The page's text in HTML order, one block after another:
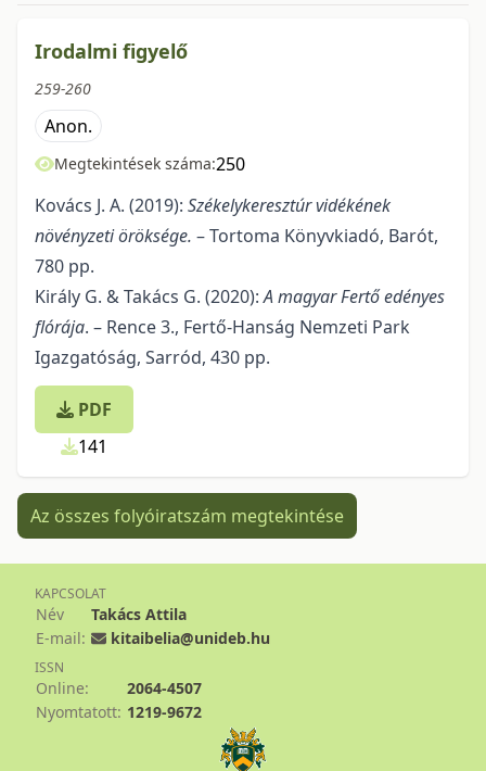
Irodalmi figyelő
259-260
Anon.
Megtekintések száma:250
Kovács J. A. (2019): Székelykeresztúr vidékének
növényzeti öröksége. – Tortoma Könyvkiadó, Barót,
780 pp.
Király G. & Takács G. (2020):A magyar Fertő edényes
flórája. – Rence 3., Fertő-Hanság Nemzeti Park
Igazgatóság, Sarród, 430 pp.
PDF
141
Az összes folyóiratszám megtekintése
KAPCSOLAT
Név
Takács Attila
E-mail:
kitaibelia@unideb.hu
ISSN
Online:
2064-4507
Nyomtatott: 1219-9672